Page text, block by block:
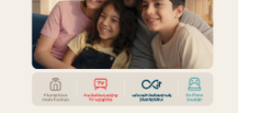
аресте Чалабяна дошел до
парламента: «Паст»
около одного месяца назад